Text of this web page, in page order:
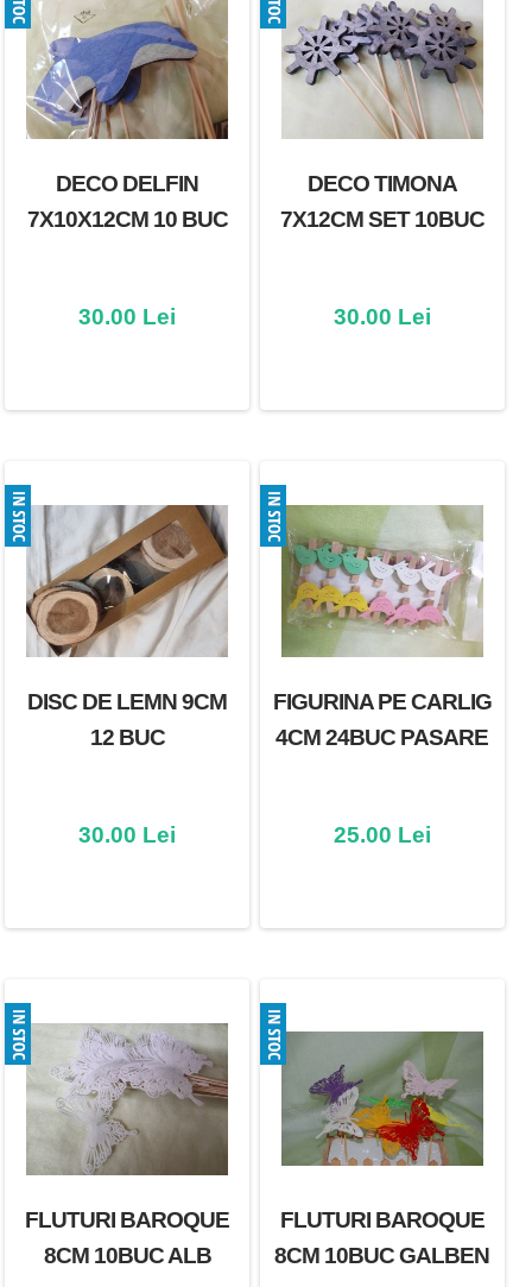
DECO DELFIN
7X10X12CM 10 BUC
30.00 Lei
DECO TIMONA
7X12CM SET 10BUC
30.00 Lei
DISC DE LEMN 9CM
12 BUC
30.00 Lei
FIGURINA PE CARLIG
4CM 24BUC PASARE
25.00 Lei
FLUTURI BAROQUE
8CM 10BUC ALB
FLUTURI BAROQUE
8CM 10BUC GALBEN